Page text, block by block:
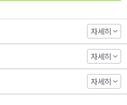
자세히
자세히
자세히